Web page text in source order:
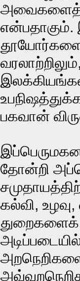
அவைகளைத்
தூயோர்களை
பகவான்
தோன்றி
கல்வி,
துறைகளைக்